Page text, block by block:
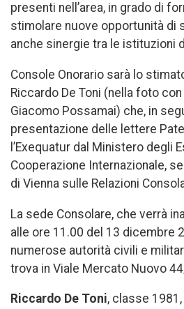
presenti nell’area, in grado di
stimolare nuove opportunità di
anche sinergie tra le istituzioni
Console Onorario sarà lo
Riccardo De Toni (nella foto
Giacomo Possamai) che, in
presentazione delle lettere
l’Exequatur dal Ministero degli
Cooperazione Internazionale,
di Vienna sulle Relazioni
La sede Consolare, che verrà
alle ore 11.00 del 13 dicembre
numerose autorità civili e
trova in Viale Mercato Nuovo
Riccardo De Toni, classe